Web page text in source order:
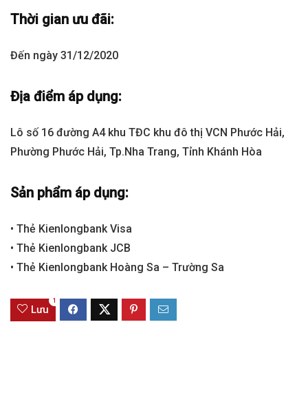
Thời gian ưu đãi:
Đến ngày 31/12/2020
Địa điểm áp dụng:
Lô số 16 đường A4 khu TĐC khu đô thị VCN Phước Hải,
Phường Phước Hải, Tp.Nha Trang, Tỉnh Khánh Hòa
Sản phẩm áp dụng:
• Thẻ Kienlongbank Visa
• Thẻ Kienlongbank JCB
• Thẻ Kienlongbank Hoàng Sa – Trường Sa
Lưu
1